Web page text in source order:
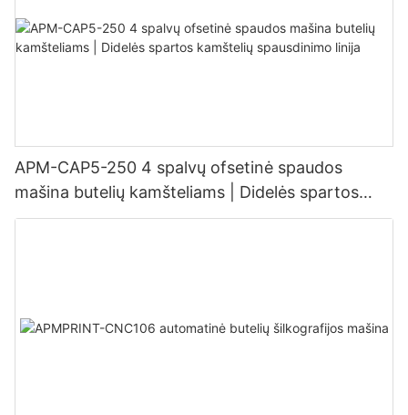
APM-CAP5-250 4 spalvų ofsetinė spaudos
mašina butelių kamšteliams | Didelės spartos
kamštelių spausdinimo linija